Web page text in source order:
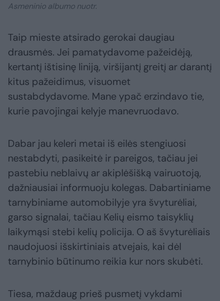
Asmeninio albumo nuotr.
Taip mieste atsirado gerokai daugiau
drausmės. Jei pamatydavome pažeidėją,
kertantį ištisinę liniją, viršijantį greitį ar darantį
kitus pažeidimus, visuomet
sustabdydavome. Mane ypač erzindavo tie,
kurie pavojingai kelyje manevruodavo.
Dabar jau keleri metai iš eilės stengiuosi
nestabdyti, pasikeitė ir pareigos, tačiau jei
pastebiu neblaivų ar akiplėšišką vairuotoją,
dažniausiai informuoju kolegas. Dabartiniame
tarnybiniame automobilyje yra švyturėliai,
garso signalai, tačiau Kelių eismo taisyklių
laikymąsi stebi kelių policija. O aš švyturėliais
naudojuosi išskirtiniais atvejais, kai dėl
tarnybinio būtinumo reikia kur nors skubėti.
Tiesa, maždaug prieš pusmetį vykdami